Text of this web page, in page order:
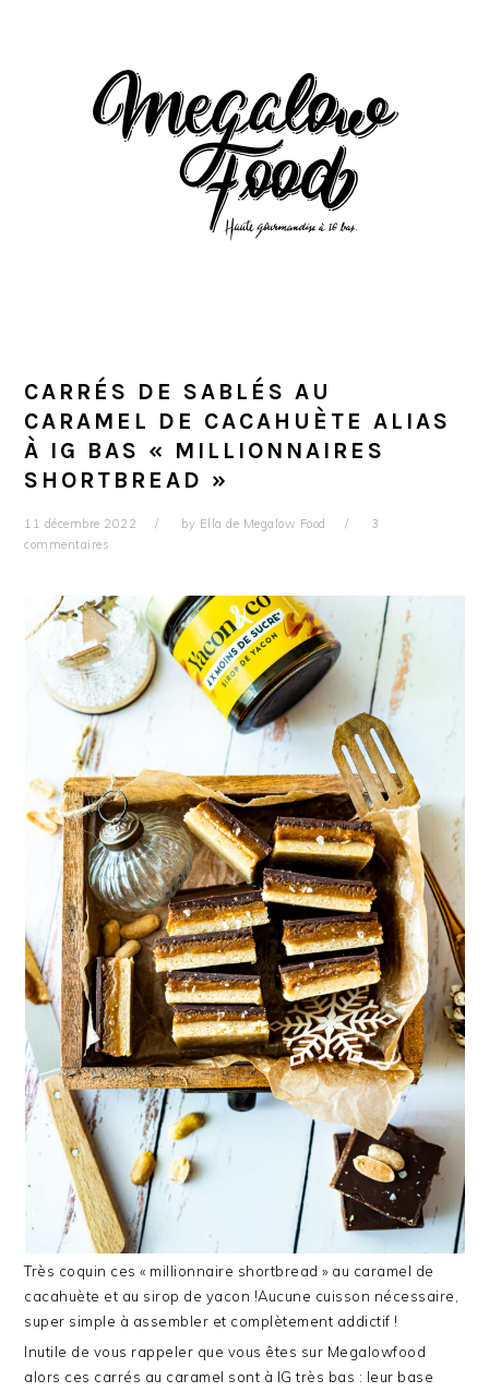
CARRÉS DE SABLÉS AU
CARAMEL DE CACAHUÈTE ALIAS
À IG BAS « MILLIONNAIRES
SHORTBREAD »
11 décembre 2022 by Ella de Megalow Food
3
commentaires
Très coquin ces « millionnaire shortbread » au caramel de
cacahuète et au sirop de yacon !Aucune cuisson nécessaire,
super simple à assembler et complètement addictif !
Inutile de vous rappeler que vous êtes sur Megalowfood
alors ces carrés au caramel sont à IG très bas : leur base